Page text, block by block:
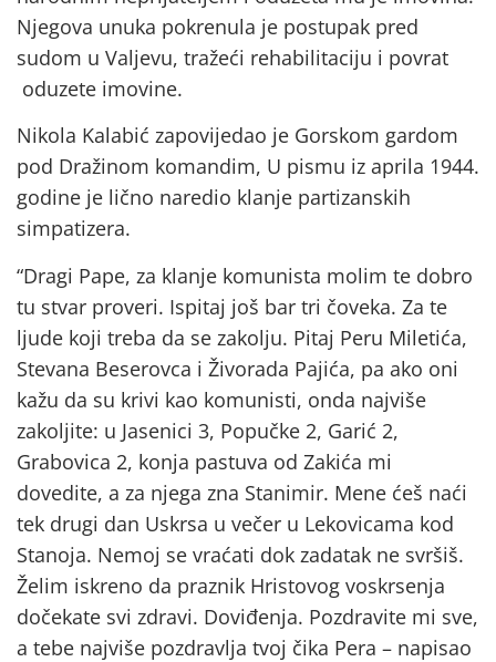
Njegova unuka pokrenula je postupak pred
sudom u Valjevu, tražeći rehabilitaciju i povrat
oduzete imovine.
Nikola Kalabić zapovijedao je Gorskom gardom
pod Dražinom komandim, U pismu iz aprila 1944.
godine je lično naredio klanje partizanskih
simpatizera.
“Dragi Pape, za klanje komunista molim te dobro
tu stvar proveri. Ispitaj još bar tri čoveka. Za te
ljude koji treba da se zakolju. Pitaj Peru Miletića,
Stevana Beserovca i Živorada Pajića, pa ako oni
kažu da su krivi kao komunisti, onda najviše
zakoljite: u Jasenici 3, Popučke 2, Garić 2,
Grabovica 2, konja pastuva od Zakića mi
dovedite, a za njega zna Stanimir. Mene ćeš naći
tek drugi dan Uskrsa u večer u Lekovicama kod
Stanoja. Nemoj se vraćati dok zadatak ne svršiš.
Želim iskreno da praznik Hristovog voskrsenja
dočekate svi zdravi. Doviđenja. Pozdravite mi sve,
a tebe najviše pozdravlja tvoj čika Pera – napisao